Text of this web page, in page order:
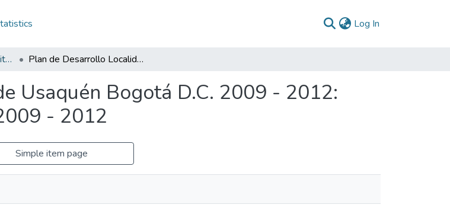
Log In
Documentos Distrito Capital - Localidades Plan de Desarrollo Localidad de Usaquén Bogotá D.C. 2009 - 2012: PDL de Usaquén Bogotá D.C. 2009 - 2012
Usaquén Bogotá D.C. 2009 - 2012:
- 2012
Simple item page